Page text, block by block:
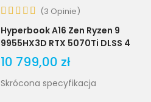
(3 Opinie)
Hyperbook A16 Zen Ryzen 9
9955HX3D RTX 5070Ti DLSS 4
10 799,00 zł
Skrócona specyfikacja